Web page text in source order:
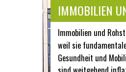
IMMOBILIEN
Immobilien und
weil sie
Gesundheit und